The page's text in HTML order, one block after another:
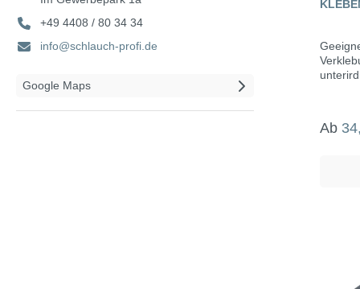
+49 4408 / 80 34 34
info@schlauch-profi.de
Google Maps
Ab